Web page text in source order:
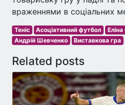
враженнями в соціальних
Теніс Асоціативний футбол
Еліна
Андрій Шевченко
Виставкова гра
Related posts